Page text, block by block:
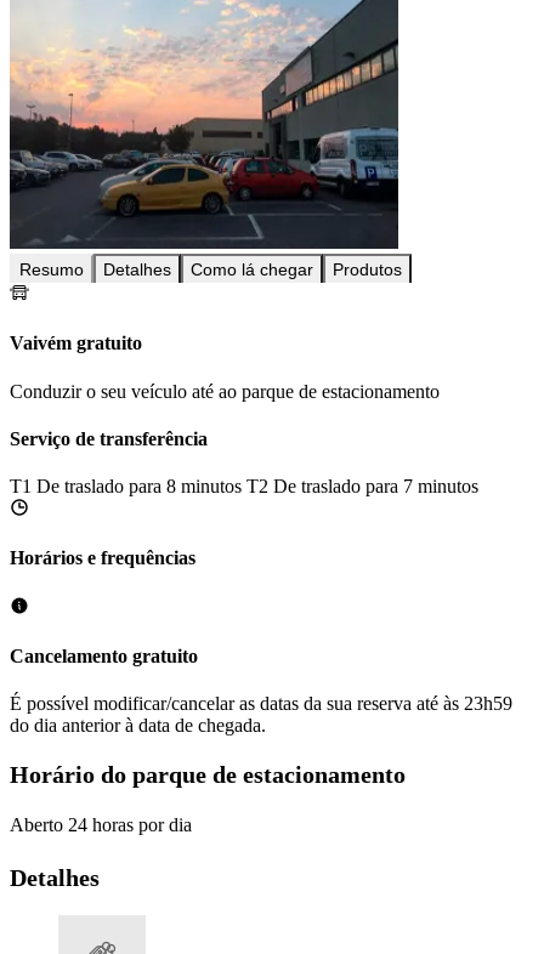
Resumo Detalhes Como lá chegar Produtos
Vaivém gratuito
Conduzir o seu veículo até ao parque de estacionamento
Serviço de transferência
T1 De traslado para 8 minutos T2 De traslado para 7 minutos
Horários e frequências
Cancelamento gratuito
É possível modificar/cancelar as datas da sua reserva até às 23h59
do dia anterior à data de chegada.
Horário do parque de estacionamento
Aberto 24 horas por dia
Detalhes